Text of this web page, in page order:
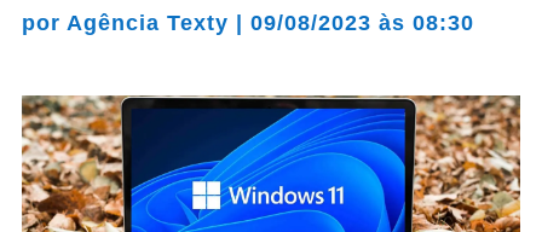
por Agência Texty | 09/08/2023 às 08:30